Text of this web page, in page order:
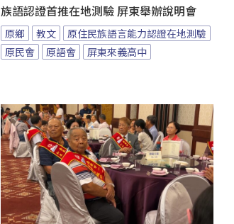
族語認證首推在地測驗 屏東舉辦說明會
原鄉 教文
原住民族語言能力認證在地測驗
原民會
原語會 屏東來義高中